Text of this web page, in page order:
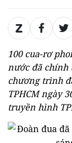
100 cua-rơ
nước đã chính
chương trình
TPHCM ngày
truyền hình